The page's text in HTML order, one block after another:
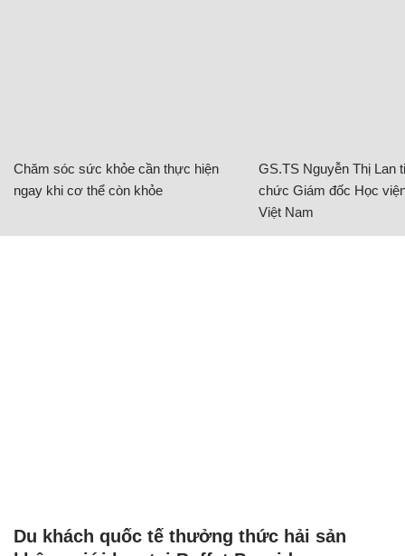
Chăm sóc sức khỏe cần thực hiện
ngay khi cơ thể còn khỏe
GS.TS Nguyễn Thị Lan
chức Giám đốc Học
Việt Nam
Du khách quốc tế thưởng thức hải sản